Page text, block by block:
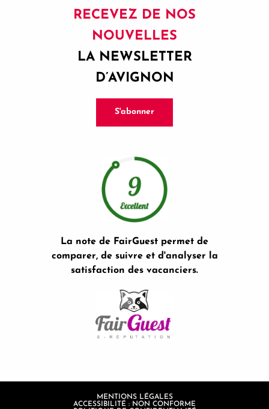
RECEVEZ DE NOS
NOUVELLES
LA NEWSLETTER
D’AVIGNON
S'abonner
La note de FairGuest permet de
comparer, de suivre et d'analyser la
satisfaction des vacanciers.
MENTIONS LÉGALES
ACCESSIBILITÉ : NON CONFORME